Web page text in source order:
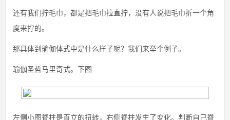
还有我们拧毛巾，都是把毛巾拉直拧，没有人说把毛巾折一个角
度来拧的。
那具体到瑜伽体式中是什么样子呢？我们来举个例子。
瑜伽圣哲马里奇式。下图
左侧小图脊柱是直立的扭转，右侧脊柱发生了变化。判断自己脊